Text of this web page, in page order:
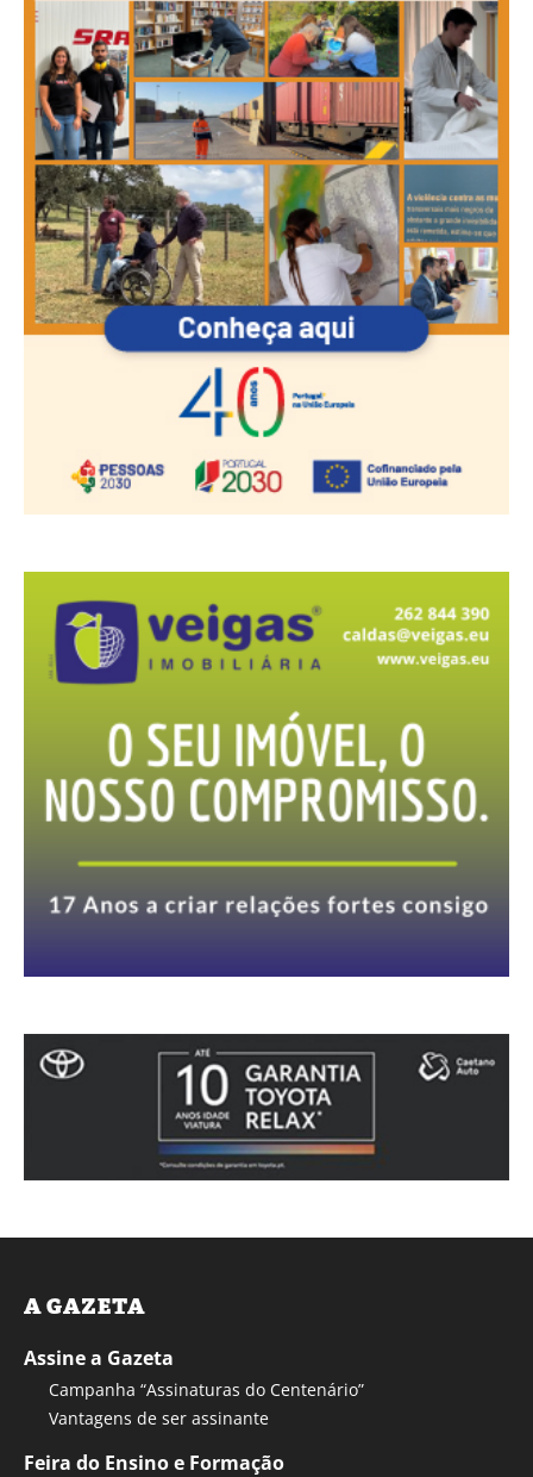
A GAZETA
Assine a Gazeta
Campanha “Assinaturas do Centenário”
Vantagens de ser assinante
Feira do Ensino e Formação